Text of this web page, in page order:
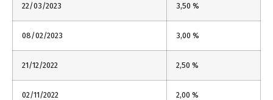
22/03/2023 3,50 %
08/02/2023 3,00 %
21/12/2022 2,50 %
02/11/2022 2,00 %